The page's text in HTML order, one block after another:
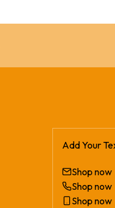
Add Your
Shop now
Shop now
Shop now